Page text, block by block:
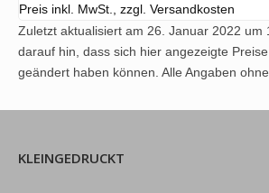
Preis inkl. MwSt., zzgl. Versandkosten
Zuletzt aktualisiert am 26. Januar 2022 um
darauf hin, dass sich hier angezeigte
geändert haben können. Alle Angaben
KLEINGEDRUCKT